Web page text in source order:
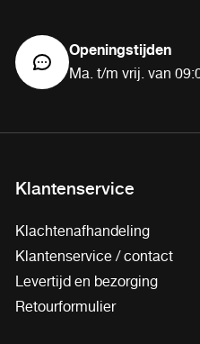
Openingstijden
Ma. t/m vrij. van
Klantenservice
Klachtenafhandeling
Klantenservice / contact
Levertijd en bezorging
Retourformulier